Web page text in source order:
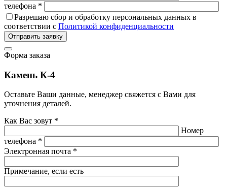
телефона *
Разрешаю сбор и обработку персональных данных в
соответствии с Политикой конфиденциальности
Отправить заявку
Форма заказа
Камень К-4
Оставьте Ваши данные, менеджер свяжется с Вами для
уточнения деталей.
Как Вас зовут *
Номер
телефона *
Электронная почта *
Примечание, если есть